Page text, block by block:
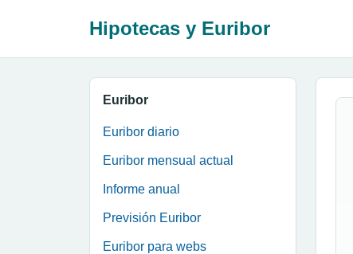
Hipotecas y Euribor
Euribor
Euribor diario
Euribor mensual actual
Informe anual
Previsión Euribor
Euribor para webs